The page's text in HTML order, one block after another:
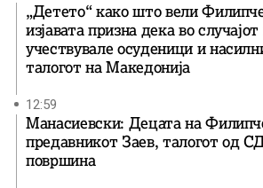
„Детето“ како што вели
изјавата призна дека во
учествувале осуденици и
талогот на Македонија
12:59
Манасиевски: Децата на
предавникот Заев, талогот од
површина